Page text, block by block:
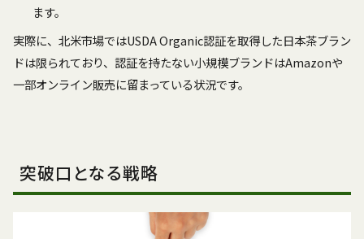
ます。
実際に、北米市場ではUSDA Organic認証を取得した日本茶ブラン
ドは限られており、認証を持たない小規模ブランドはAmazonや
一部オンライン販売に留まっている状況です。
突破口となる戦略